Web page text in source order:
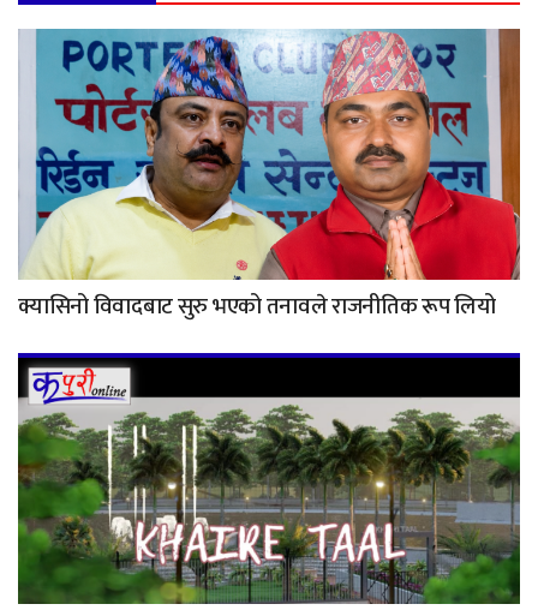
क्यासिनो विवादबाट सुरु भएको तनावले राजनीतिक रूप लियो